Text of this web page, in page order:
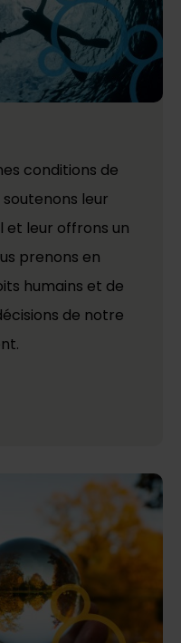
conditions de
leur
leur offrons un
prenons en
humains et de
de notre